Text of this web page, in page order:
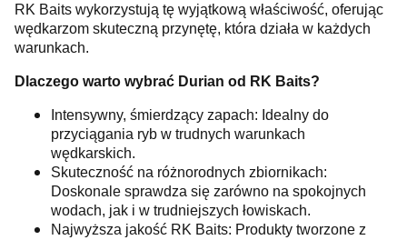
RK Baits wykorzystują tę wyjątkową właściwość, oferując
wędkarzom skuteczną przynętę, która działa w każdych
warunkach.
Dlaczego warto wybrać Durian od RK Baits?
Intensywny, śmierdzący zapach: Idealny do
przyciągania ryb w trudnych warunkach
wędkarskich.
Skuteczność na różnorodnych zbiornikach:
Doskonale sprawdza się zarówno na spokojnych
wodach, jak i w trudniejszych łowiskach.
Najwyższa jakość RK Baits: Produkty tworzone z